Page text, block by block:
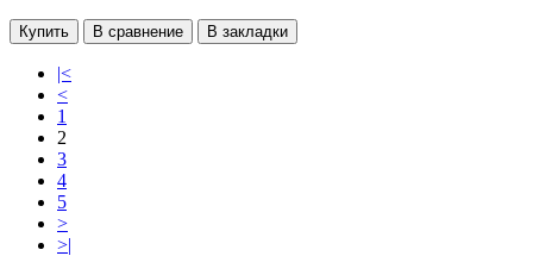
Купить В сравнение В закладки
|<
<
1
2
3
4
5
>
>|